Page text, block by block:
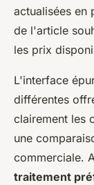
actualisées en
de l'article
les prix
L'interface
différentes
clairement les
une
commerciale.
traitement